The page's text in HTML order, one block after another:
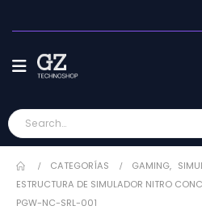
CATEGORÍAS GAMING,
ESTRUCTURA DE SIMULADOR NITRO
PGW-NC-SRL-001